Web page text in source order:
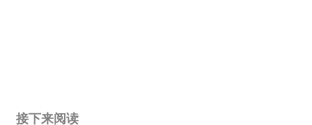
接下来阅读